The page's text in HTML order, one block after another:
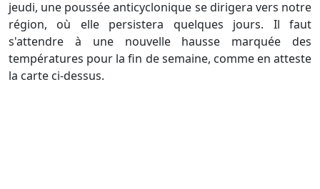
jeudi, une poussée anticyclonique se dirigera vers notre
région, où elle persistera quelques jours. Il faut
s'attendre à une nouvelle hausse marquée des
températures pour la fin de semaine, comme en atteste
la carte ci-dessus.